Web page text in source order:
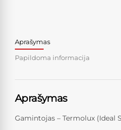
Aprašymas
Papildoma informacija
Aprašymas
Gamintojas – Termolux (Ideal